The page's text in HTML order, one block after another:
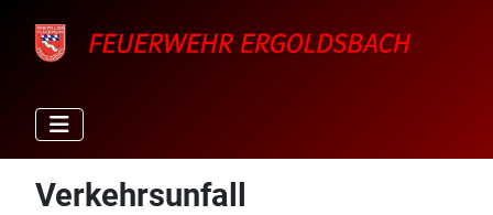
Verkehrsunfall